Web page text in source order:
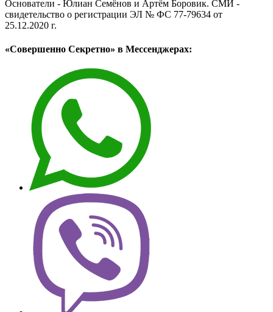
Основатели - Юлиан Семёнов и Артём Боровик. CМИ -
свидетельство о регистрации ЭЛ № ФС 77-79634 от
25.12.2020 г.
«Совершенно Секретно» в Мессенджерах: